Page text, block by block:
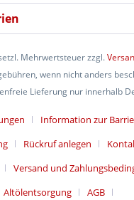
Mehrwertsteuer zzgl.
wenn nicht anders
Lieferung nur innerhalb
Information zur
Rückruf anlegen
Versand und
Altölentsorgung
AGB